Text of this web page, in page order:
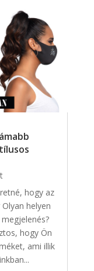
hogy az
helyen
hogy Ön
ami illik